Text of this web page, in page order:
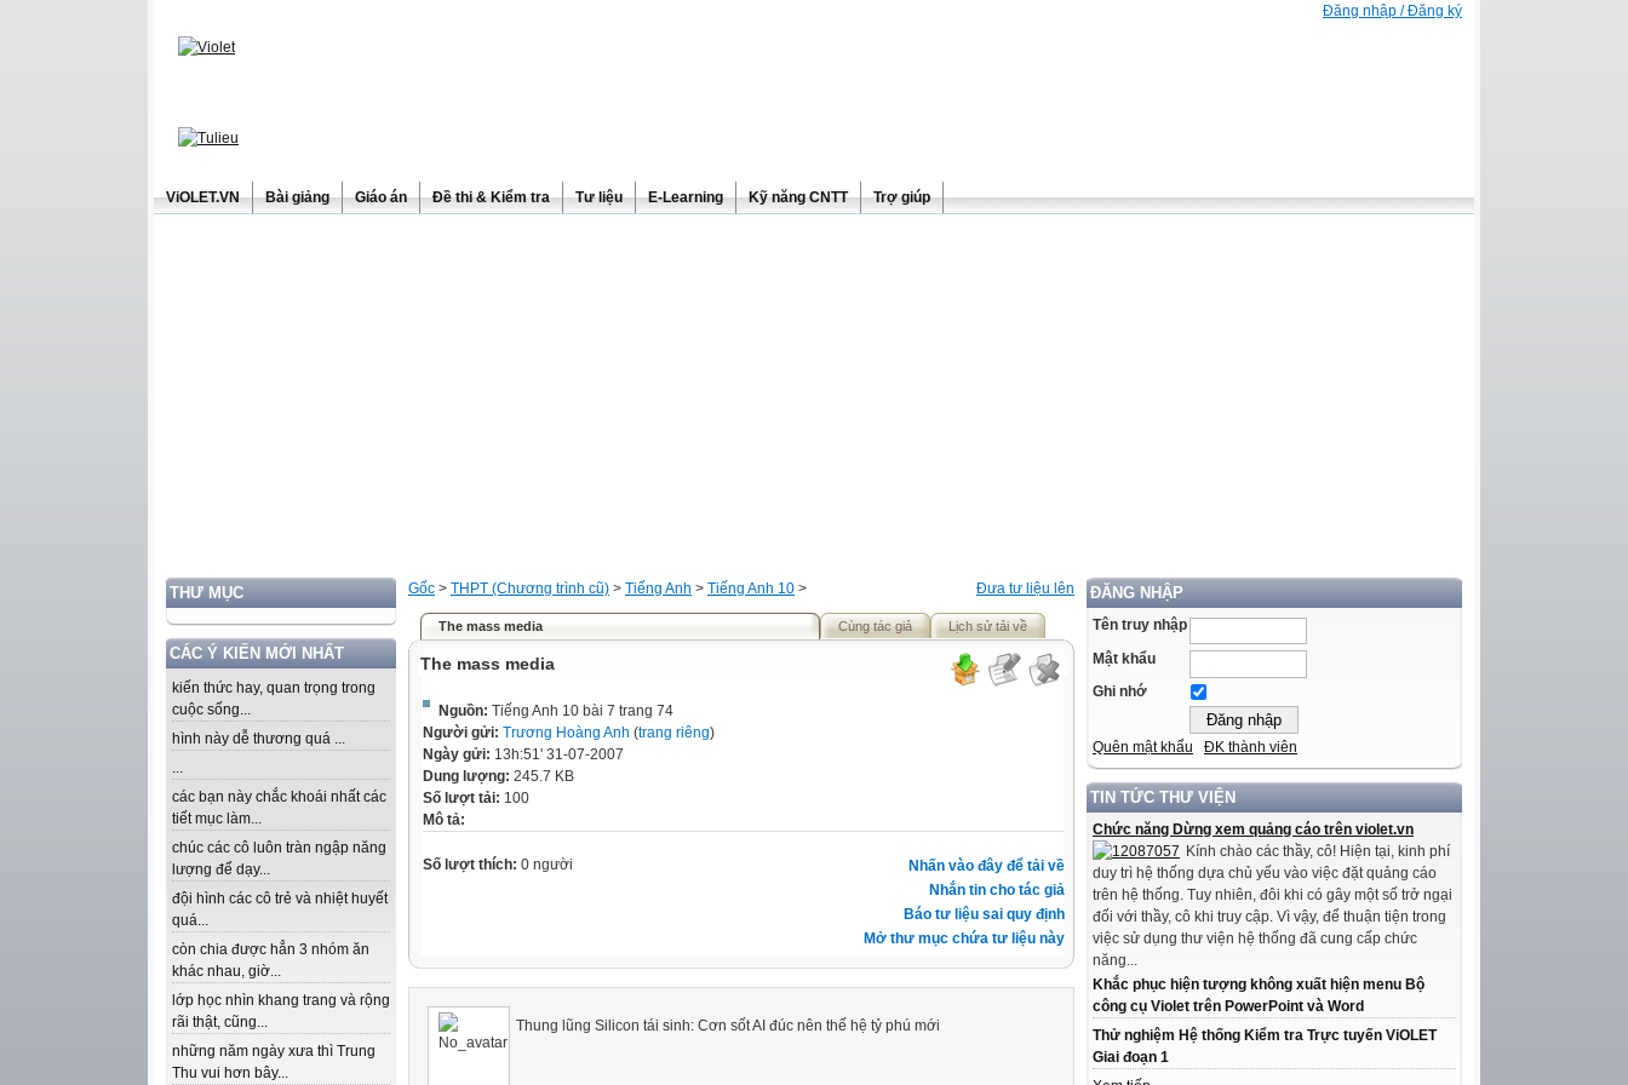
Đăng nhập / Đăng ký
ViOLET.VN Bài giảng Giáo án Đề thi & Kiểm tra Tư liệu E-Learning Kỹ năng CNTT Trợ giúp
THƯ MỤC
CÁC Ý KIẾN MỚI NHẤT
kiến thức hay, quan trọng trong
cuộc sống...
hình này dễ thương quá ...
...
các bạn này chắc khoái nhất các
tiết mục làm...
chúc các cô luôn tràn ngập năng
lượng để dạy...
đội hình các cô trẻ và nhiệt huyết
quá...
còn chia được hẳn 3 nhóm ăn
khác nhau, giờ...
lớp học nhìn khang trang và rộng
rãi thật, cũng...
những năm ngày xưa thì Trung
Thu vui hơn bây...
ĐĂNG NHẬP
Tên truy nhập
Mật khẩu
Ghi nhớ
Quên mật khẩu ĐK thành viên
TIN TỨC THƯ VIỆN
Chức năng Dừng xem quảng cáo trên violet.vn
Kính chào các thầy, cô! Hiện tại, kinh phí
duy trì hệ thống dựa chủ yếu vào việc đặt quảng cáo
trên hệ thống. Tuy nhiên, đôi khi có gây một số trở ngại
đối với thầy, cô khi truy cập. Vì vậy, để thuận tiện trong
việc sử dụng thư viện hệ thống đã cung cấp chức
năng...
Khắc phục hiện tượng không xuất hiện menu Bộ
công cụ Violet trên PowerPoint và Word
Thử nghiệm Hệ thống Kiểm tra Trực tuyến ViOLET
Giai đoạn 1
Đưa tư liệu lên
Gốc > THPT (Chương trình cũ) > Tiếng Anh > Tiếng Anh 10 >
The mass media Cùng tác giả Lịch sử tải về
The mass media
Nguồn: Tiếng Anh 10 bài 7 trang 74
Người gửi: Trương Hoàng Anh (trang riêng)
Ngày gửi: 13h:51' 31-07-2007
Dung lượng: 245.7 KB
Số lượt tải: 100
Mô tả:
Nhấn vào đây để tải về
Nhắn tin cho tác giả
Báo tư liệu sai quy định
Mở thư mục chứa tư liệu này
Số lượt thích: 0 người
Thung lũng Silicon tái sinh: Cơn sốt AI đúc nên thế hệ tỷ phú mới